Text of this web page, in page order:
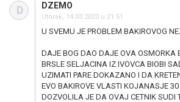
D DZEMO
Utorak, 14.03.2023 u 21:51
U SVEMU JE PROBLEM BAKIROVOG
DAJE BOG DAO DAJE OVA OSMORKA
BRSLE SELJACINA IZ IVOVCA BIOBI
UZIMATI PARE DOKAZANO I DA
EVO BAKIROVE VLASTI KOJANASJE
DOZVOLILA JE DA OVAJ CETNIK SUDI